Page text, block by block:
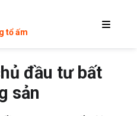
tổ ấm
đầu tư bất
sản